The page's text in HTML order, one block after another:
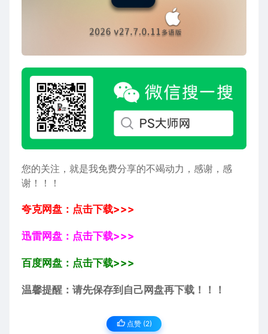
您的关注，就是我免费分享的不竭动力，感谢，感
谢！！！
夸克网盘：点击下载>>>
迅雷网盘：点击下载>>>
百度网盘：点击下载>>>
温馨提醒：请先保存到自己网盘再下载！！！
点赞 (2)